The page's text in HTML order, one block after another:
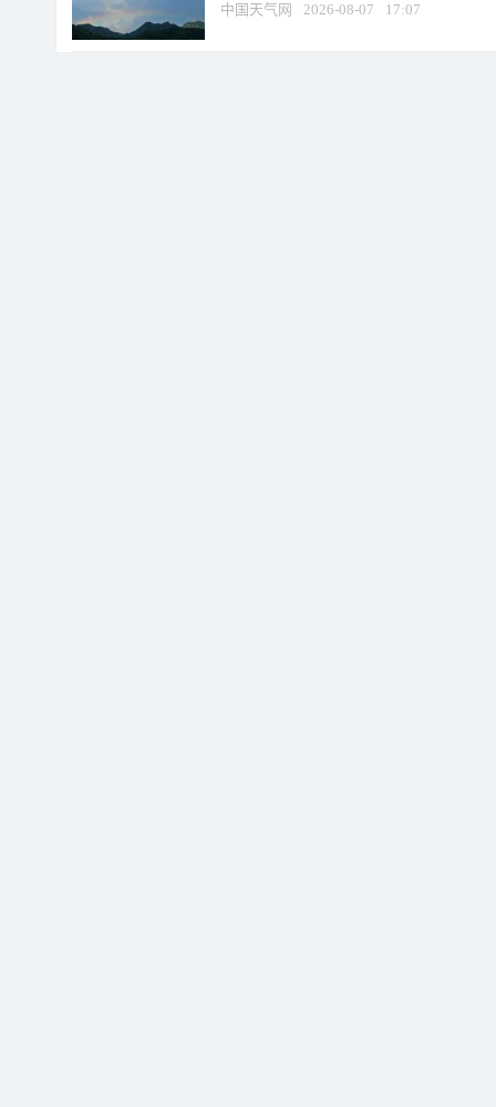
中国天气网 2026-08-07 17:07